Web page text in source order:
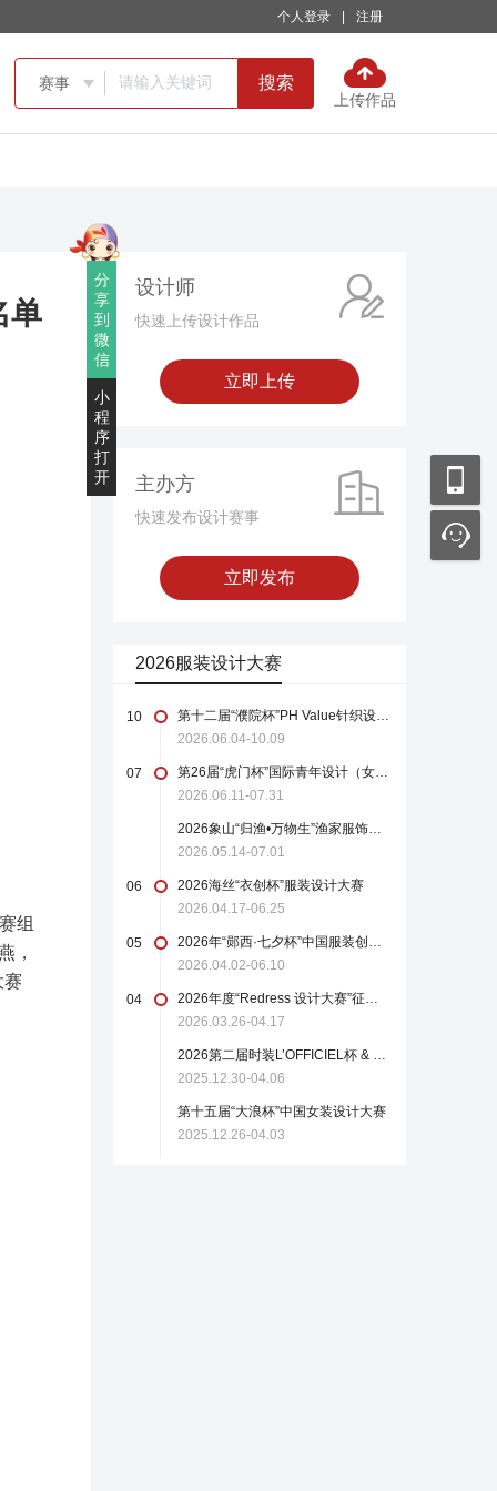
个人登录 注册
赛事  搜索
上传作品
分
享
到
微
信
小
程
序
打
开
单
组
，
赛
设计师
快速上传设计作品
立即上传
主办方
快速发布设计赛事
立即发布
2026服装设计大赛
10
第十二届“濮院杯”PH Value针织设计师大赛
2026.06.04-10.09
07
第26届“虎门杯”国际青年设计（女装）大赛
2026.06.11-07.31
2026象山“归渔•万物生”渔家服饰设计大赛
2026.05.14-07.01
06
2026海丝“衣创杯”服装设计大赛
2026.04.17-06.25
05
2026年“郧西·七夕杯”中国服装创新设计大赛
2026.04.02-06.10
04
2026年度“Redress 设计大赛”征稿启事
2026.03.26-04.17
2026第二届时装L’OFFICIEL杯 & 中国轻纺城国际设计大师赛
2025.12.30-04.06
第十五届“大浪杯”中国女装设计大赛
2025.12.26-04.03